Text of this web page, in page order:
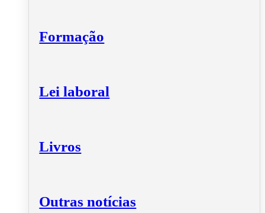
Formação
Lei laboral
Livros
Outras notícias